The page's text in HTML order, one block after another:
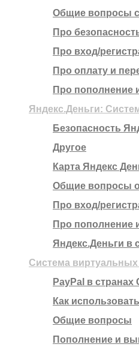
Общие вопросы с
Про
Про вход/
Про оплату и
Про пополнение
Яндекс.Деньги:
Безопасность
Другое
Карта Яндекс
Общие вопросы
Про вход/
Про пополнение
Яндекс.Деньги в
Система виртуальных
PayPal в странах
Как
Общие вопросы
Пополнение и